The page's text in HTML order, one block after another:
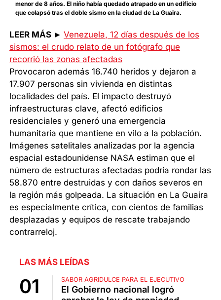
menor de 8 años. El niño había quedado atrapado en un edificio
que colapsó tras el doble sismo en la ciudad de La Guaira.
LEER MÁS ►Venezuela, 12 días después de los
sismos: el crudo relato de un fotógrafo que
recorrió las zonas afectadas
Provocaron además 16.740 heridos y dejaron a
17.907 personas sin vivienda en distintas
localidades del país. El impacto destruyó
infraestructuras clave, afectó edificios
residenciales y generó una emergencia
humanitaria que mantiene en vilo a la población.
Imágenes satelitales analizadas por la agencia
espacial estadounidense NASA estiman que el
número de estructuras afectadas podría rondar las
58.870 entre destruidas y con daños severos en
la región más golpeada. La situación en La Guaira
es especialmente crítica, con cientos de familias
desplazadas y equipos de rescate trabajando
contrarreloj.
LAS MÁS LEÍDAS
SABOR AGRIDULCE PARA EL EJECUTIVO
El Gobierno nacional logró